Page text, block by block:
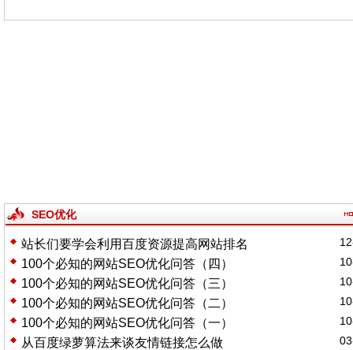
SEO优化
站长们要学会利用百度资源提高网站排名
100个必知的网站SEO优化问答（四）
100个必知的网站SEO优化问答（三）
100个必知的网站SEO优化问答（二）
100个必知的网站SEO优化问答（一）
从百度绿萝算法来谈友情链接怎么做